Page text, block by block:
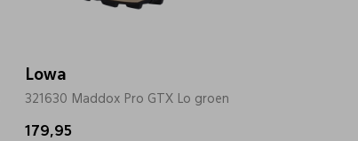
Lowa
321630 Maddox Pro GTX Lo groen
179,95